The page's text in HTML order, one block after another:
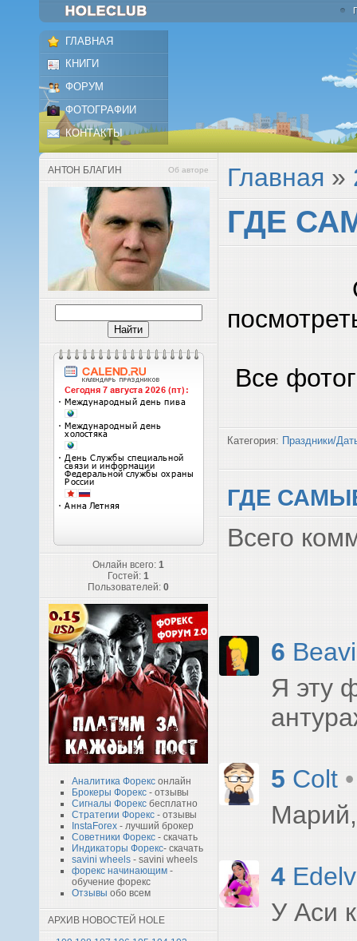
ГЛАВНАЯ
КНИГИ
ФОРУМ
ФОТОГРАФИИ
КОНТАКТЫ
АНТОН БЛАГИН Об авторе
Онлайн всего: 1
Гостей: 1
Пользователей: 0
Аналитика Форекс онлайн
Брокеры Форекс - отзывы
Сигналы Форекс бесплатно
Стратегии Форекс - отзывы
InstaForex - лучший брокер
Советники Форекс - скачать
Индикаторы Форекс- скачать
savini wheels - savini wheels
форекс начинающим -
обучение форекс
Отзывы обо всем
АРХИВ НОВОСТЕЙ HOLE
Главная »
ГДЕ
Все
Категория: Праздники/
ГДЕ
Всего
6
Я эту
5 Colt
4
У Аси